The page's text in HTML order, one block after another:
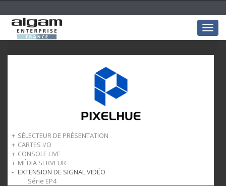
SÉLECTEUR DE PRÉSENTATION
Série P
Série Q
CARTES I/O
Cartes Entrées
Cartes Sorties
CONSOLE LIVE
Série U5
MÉDIA SERVEUR
Série X
EXTENSION DE SIGNAL VIDÉO
Série EP4